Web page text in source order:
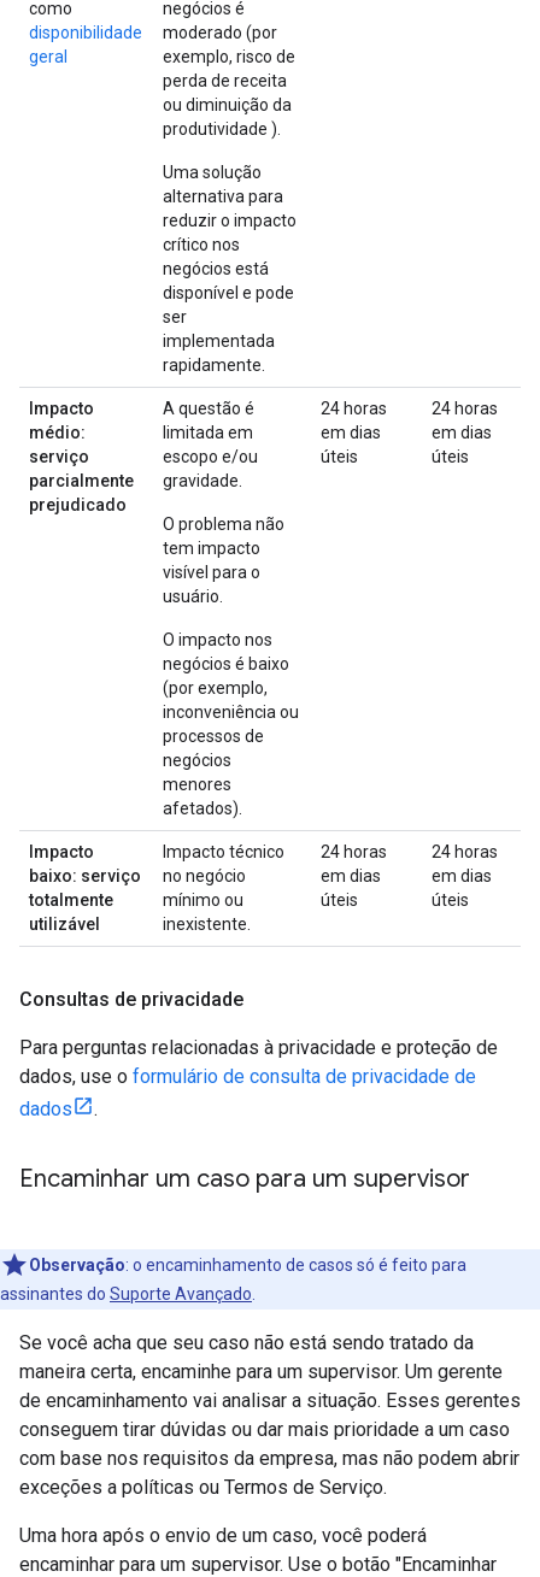
como
disponibilidade
geral
negócios é
moderado (por
exemplo, risco de
perda de receita
ou diminuição da
produtividade ).
Uma solução
alternativa para
reduzir o impacto
crítico nos
negócios está
disponível e pode
ser
implementada
rapidamente.
Impacto
médio:
serviço
parcialmente
prejudicado
A questão é
limitada em
escopo e/ou
gravidade.
O problema não
tem impacto
visível para o
usuário.
O impacto nos
negócios é baixo
(por exemplo,
inconveniência ou
processos de
negócios
menores
afetados).
24 horas
em dias
úteis
24 horas
em dias
úteis
Impacto
baixo: serviço
totalmente
utilizável
Impacto técnico
no negócio
mínimo ou
inexistente.
24 horas
em dias
úteis
24 horas
em dias
úteis
Consultas de privacidade
Para perguntas relacionadas à privacidade e proteção de
dados, use o formulário de consulta de privacidade de
dados
.
Encaminhar um caso para um supervisor
Observação: o encaminhamento de casos só é feito para
assinantes do Suporte Avançado
Se você acha que seu caso não está sendo tratado da
maneira certa, encaminhe para um supervisor. Um gerente
de encaminhamento vai analisar a situação. Esses gerentes
conseguem tirar dúvidas ou dar mais prioridade a um caso
com base nos requisitos da empresa, mas não podem abrir
exceções a políticas ou Termos de Serviço.
Uma hora após o envio de um caso, você poderá
encaminhar para um supervisor. Use o botão "Encaminhar